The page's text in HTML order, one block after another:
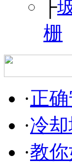
├
栅
·正
·冷
·教